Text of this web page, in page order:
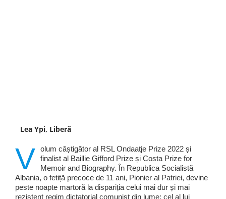
Lea Ypi, Liberă
V olum câștigător al RSL Ondaatje Prize 2022 și
finalist al Baillie Gifford Prize și Costa Prize for
Memoir and Biography. În Republica Socialistă
Albania, o fetiță precoce de 11 ani, Pionier al Patriei, devine
peste noapte martoră la dispariția celui mai dur și mai
rezistent regim dictatorial comunist din lume: cel al lui